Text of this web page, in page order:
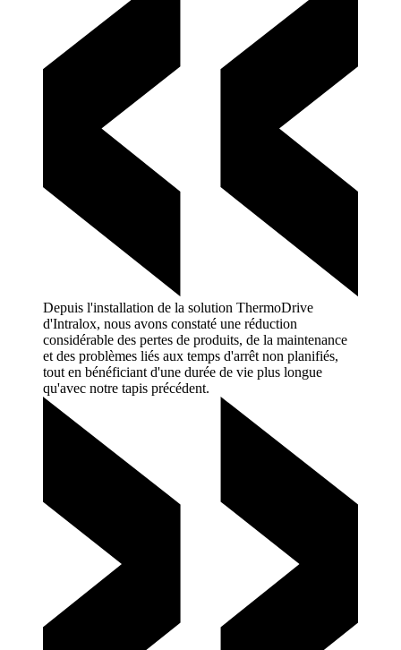
Depuis l'installation de la solution ThermoDrive
d'Intralox, nous avons constaté une réduction
considérable des pertes de produits, de la maintenance
et des problèmes liés aux temps d'arrêt non planifiés,
tout en bénéficiant d'une durée de vie plus longue
qu'avec notre tapis précédent.